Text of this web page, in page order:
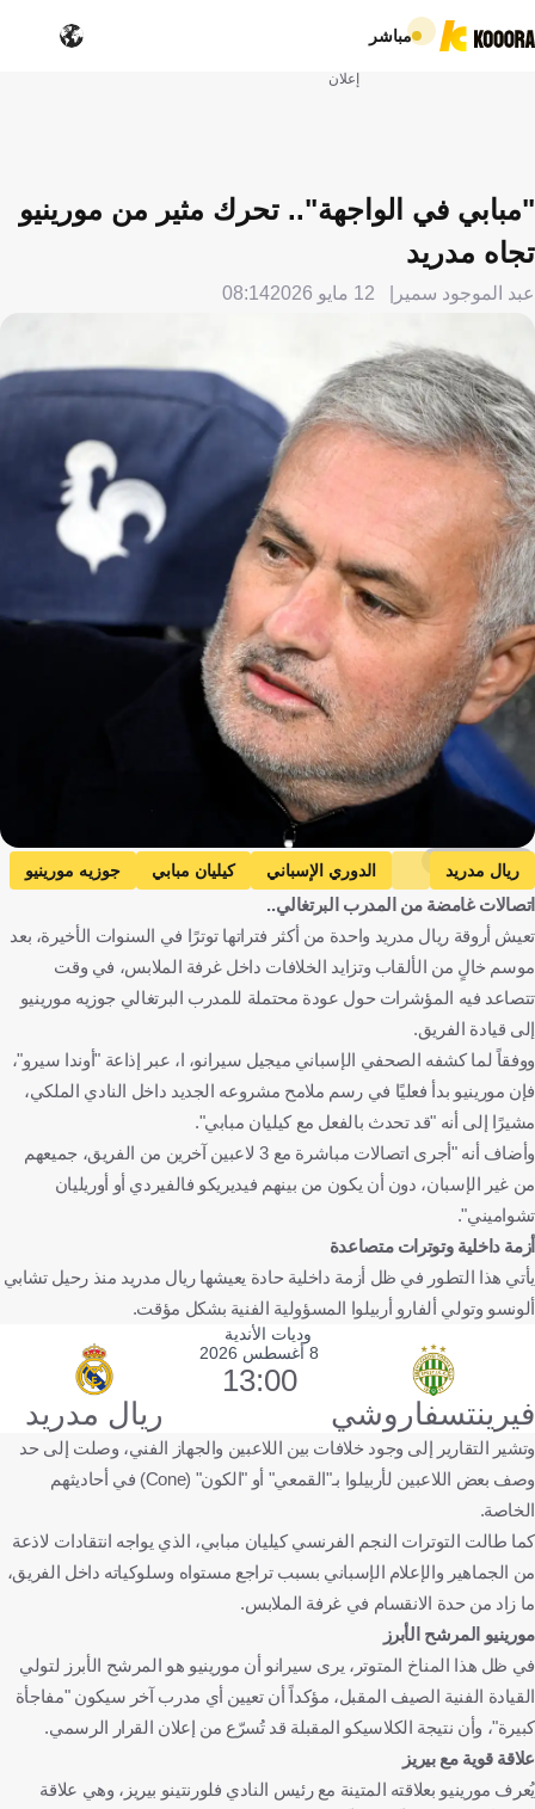
مباشر
إعلان
"مبابي في الواجهة".. تحرك مثير من مورينيو
تجاه مدريد
عبد الموجود سمير 12 مايو 2026 08:14
Getty Images
ريال مدريد الدوري الإسباني كيليان مبابي
جوزيه مورينيو
إسبانيا
فرنسا البرتغال كرة قدماتصالات غامضة من المدرب البرتغالي..
تعيش أروقة ريال مدريد واحدة من أكثر فتراتها توترًا في السنوات الأخيرة، بعد
موسم خالٍ من الألقاب وتزايد الخلافات داخل غرفة الملابس، في وقت
تتصاعد فيه المؤشرات حول عودة محتملة للمدرب البرتغالي جوزيه مورينيو
إلى قيادة الفريق.
ووفقاً لما كشفه الصحفي الإسباني ميجيل سيرانو، ا، عبر إذاعة "أوندا سيرو"،
فإن مورينيو بدأ فعليًا في رسم ملامح مشروعه الجديد داخل النادي الملكي،
مشيرًا إلى أنه "قد تحدث بالفعل مع كيليان مبابي".
وأضاف أنه "أجرى اتصالات مباشرة مع 3 لاعبين آخرين من الفريق، جميعهم
من غير الإسبان، دون أن يكون من بينهم فيديريكو فالفيردي أو أوريليان
تشواميني".
أزمة داخلية وتوترات متصاعدة
يأتي هذا التطور في ظل أزمة داخلية حادة يعيشها ريال مدريد منذ رحيل تشابي
ألونسو وتولي ألفارو أربيلوا المسؤولية الفنية بشكل مؤقت.
وديات الأندية
فيرينتسفاروشي
8 أغسطس 2026
13:00
ريال مدريد
وتشير التقارير إلى وجود خلافات بين اللاعبين والجهاز الفني، وصلت إلى حد
وصف بعض اللاعبين لأربيلوا بـ"القمعي" أو "الكون" (Cone) في أحاديثهم
الخاصة.
كما طالت التوترات النجم الفرنسي كيليان مبابي، الذي يواجه انتقادات لاذعة
من الجماهير والإعلام الإسباني بسبب تراجع مستواه وسلوكياته داخل الفريق،
ما زاد من حدة الانقسام في غرفة الملابس.
مورينيو المرشح الأبرز
في ظل هذا المناخ المتوتر، يرى سيرانو أن مورينيو هو المرشح الأبرز لتولي
القيادة الفنية الصيف المقبل، مؤكداً أن تعيين أي مدرب آخر سيكون "مفاجأة
كبيرة"، وأن نتيجة الكلاسيكو المقبلة قد تُسرّع من إعلان القرار الرسمي.
علاقة قوية مع بيريز
يُعرف مورينيو بعلاقته المتينة مع رئيس النادي فلورنتينو بيريز، وهي علاقة